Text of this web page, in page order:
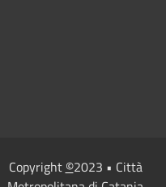
Copyright ©2023 • Città